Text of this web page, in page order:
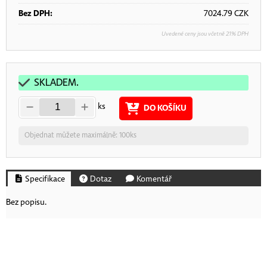
Bez DPH: 7024.79CZK
Uvedené ceny jsou včetně 21% DPH
SKLADEM.
ks DO KOŠÍKU
Objednat můžete maximálně: 100ks
Specifikace Dotaz Komentář
Bez popisu.